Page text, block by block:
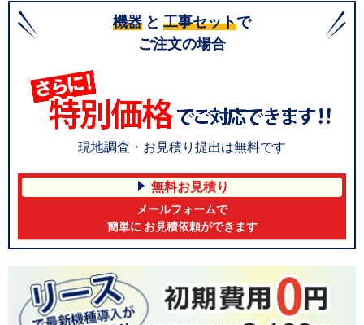
機器 と 工事セットで
ご注文の場合
現地調査・お見積り提出は無料です
無料お見積り
メールフォームで
簡単に お見積依頼ができます